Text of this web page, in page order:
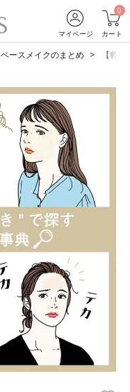
マイページ
0
カート
ベースメイクのまとめ 【乾